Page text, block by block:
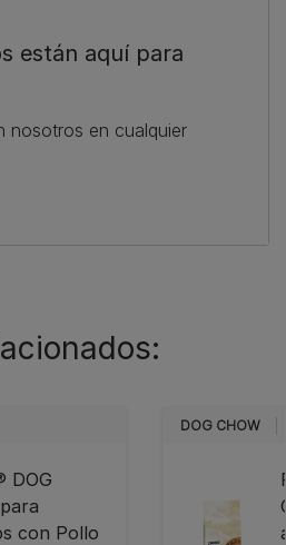
están aquí para
nosotros en cualquier
DOG
con Pollo
DOG CHOW